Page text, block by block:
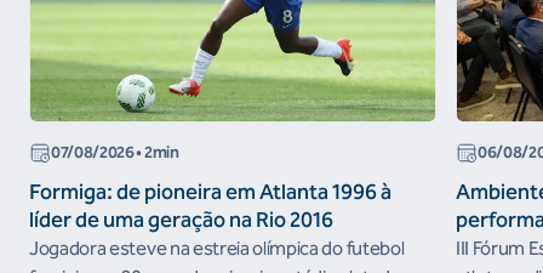
07/08/2026• 2min
Formiga: de pioneira em Atlanta 1996 à
líder de uma geração na Rio 2016
Jogadora esteve na estreia olímpica do futebol
06/08/
III Fórum